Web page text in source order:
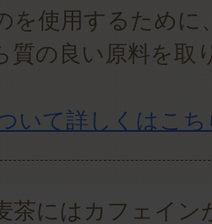
を使用するために
質の良い原料を取
いて詳しくはこ
茶にはカフェイン